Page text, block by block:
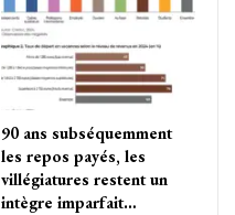
90 ans subséquemment
les repos payés, les
villégiatures restent un
intègre imparfait…